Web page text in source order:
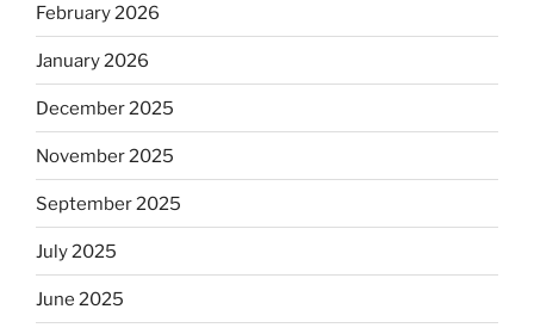
February 2026
January 2026
December 2025
November 2025
September 2025
July 2025
June 2025